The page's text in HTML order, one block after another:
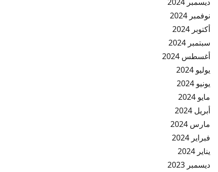
نوفمبر 2024
أكتوبر 2024
سبتمبر 2024
أغسطس 2024
يوليو 2024
يونيو 2024
مايو 2024
أبريل 2024
مارس 2024
فبراير 2024
يناير 2024
ديسمبر 2023